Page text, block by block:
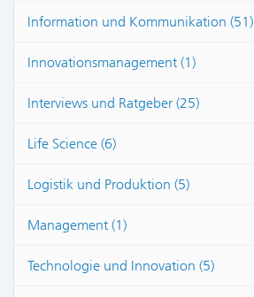
Information und Kommunikation (51)
Innovationsmanagement (1)
Interviews und Ratgeber (25)
Life Science (6)
Logistik und Produktion (5)
Management (1)
Technologie und Innovation (5)